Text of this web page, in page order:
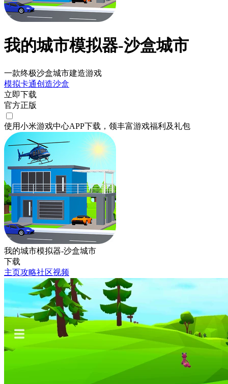
我的城市模拟器-沙盒城市
一款终极沙盒城市建造游戏
模拟卡通创造沙盒
立即下载
官方正版
使用小米游戏中心APP下载 ，领丰富游戏福利 及礼包
我的城市模拟器-沙盒城市
下载
主页攻略社区视频